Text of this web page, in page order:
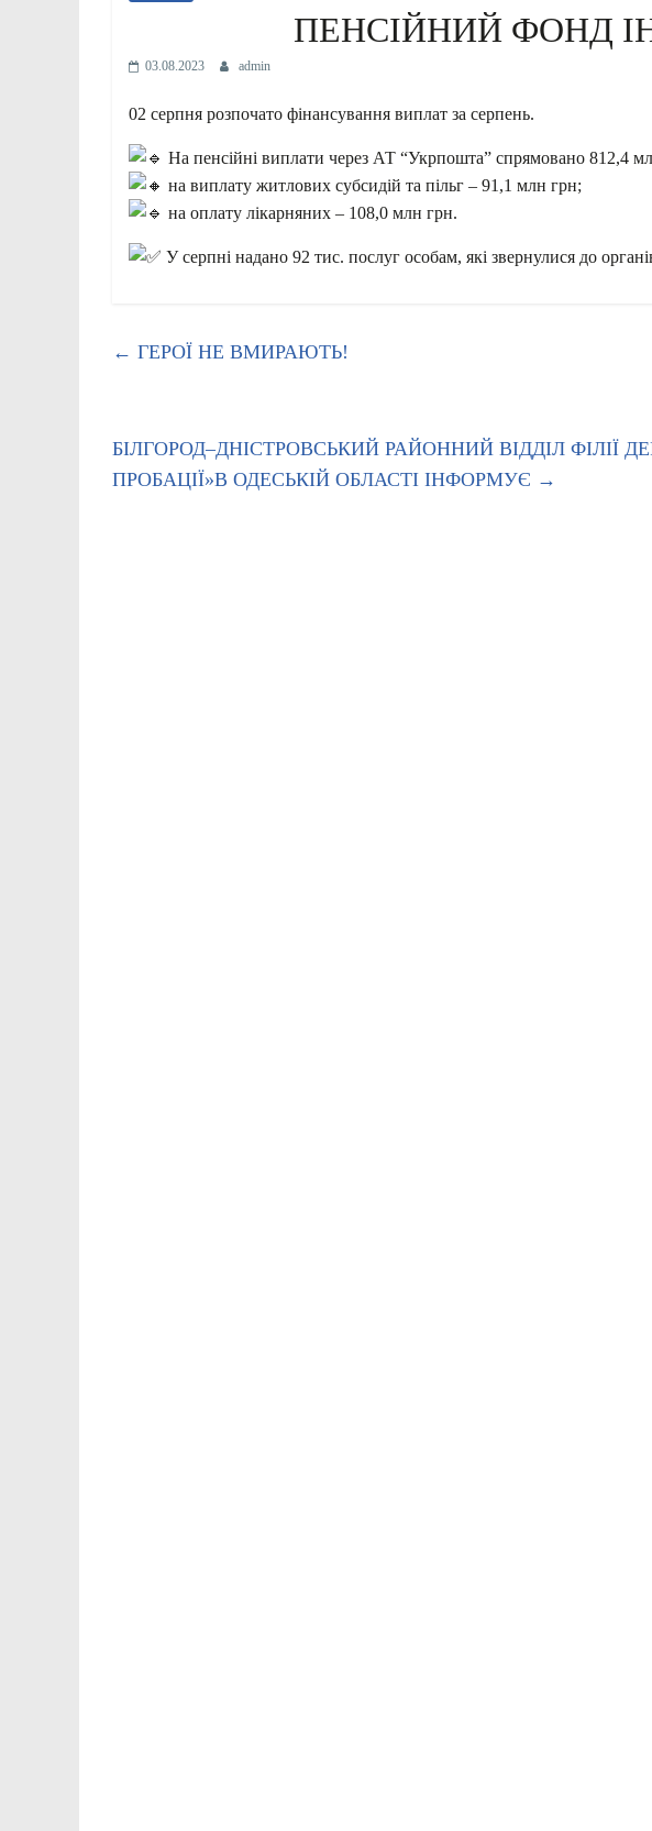
ПЕНСІЙНИЙ ФОНД
03.08.2023 admin
02 серпня розпочато фінансування виплат за серпень.
На пенсійні виплати через АТ “Укрпошта” спрямовано 812,4
на виплату житлових субсидій та пільг – 91,1 млн грн;
на оплату лікарняних – 108,0 млн грн.
У серпні надано 92 тис. послуг особам, які звернулися до
← ГЕРОЇ НЕ ВМИРАЮТЬ!
БІЛГОРОД–ДНІСТРОВСЬКИЙ РАЙОННИЙ ВІДДІЛ ФІЛІЇ
ПРОБАЦІЇ»В ОДЕСЬКІЙ ОБЛАСТІ ІНФОРМУЄ →